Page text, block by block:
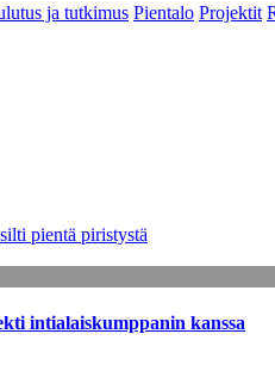
ja tutkimus Pientalo Projektit
pientä piristystä
intialaiskumppanin kanssa